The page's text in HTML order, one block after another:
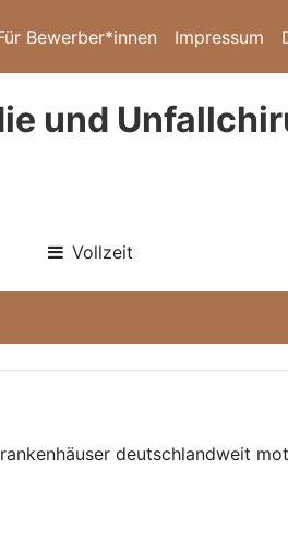
Bewerber*innen Impressum
und
Vollzeit
deutschlandweit